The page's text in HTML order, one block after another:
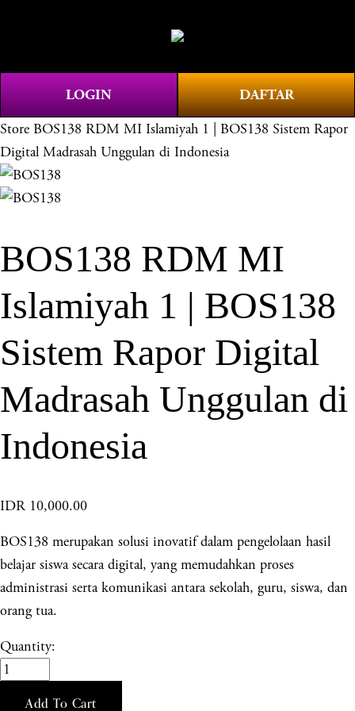
e
u
LOGIN DAFTAR
Store BOS138 RDM MI Islamiyah 1 | BOS138 Sistem Rapor
Digital Madrasah Unggulan di Indonesia
BOS138 RDM MI
Islamiyah 1 | BOS138
Sistem Rapor Digital
Madrasah Unggulan di
Indonesia
IDR 10,000.00
BOS138 merupakan solusi inovatif dalam pengelolaan hasil
belajar siswa secara digital, yang memudahkan proses
administrasi serta komunikasi antara sekolah, guru, siswa, dan
orang tua.
Quantity:
Add To Cart